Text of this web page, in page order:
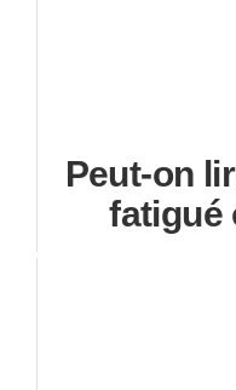
Peut-on
fatigué